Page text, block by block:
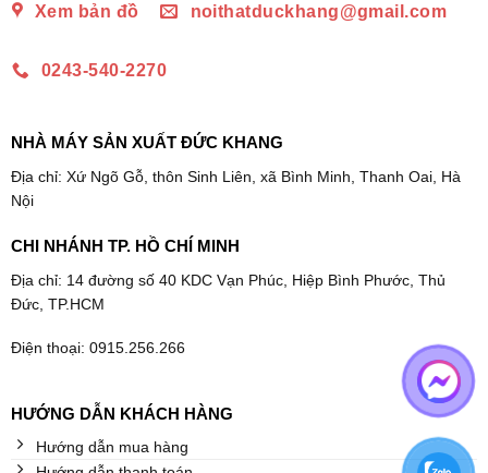
Xem bản đồ
noithatduckhang@gmail.com
0243-540-2270
NHÀ MÁY SẢN XUẤT ĐỨC KHANG
Địa chỉ: Xứ Ngõ Gỗ, thôn Sinh Liên, xã Bình Minh, Thanh Oai, Hà
Nội
CHI NHÁNH TP. HỒ CHÍ MINH
Địa chỉ: 14 đường số 40 KDC Vạn Phúc, Hiệp Bình Phước, Thủ
Đức, TP.HCM
Điện thoại: 0915.256.266
HƯỚNG DẪN KHÁCH HÀNG
Hướng dẫn mua hàng